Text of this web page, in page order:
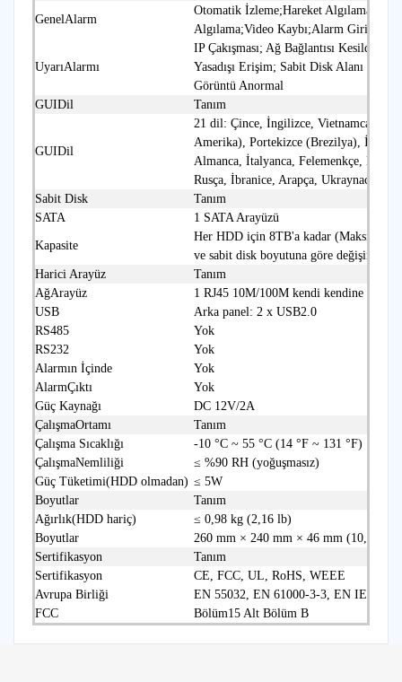
GenelAlarm
Otomatik İzleme;Hareket
Algılama;Video Kaybı;Alarm Girişi;Ses
UyarıAlarmı
IP Çakışması; Ağ Bağlantısı Kesildi;
Yasadışı Erişim; Sabit Disk Alanı
Görüntü Anormal
GUIDil
Tanım
GUIDil
21 dil: Çince, İngilizce, Vietnamca,
Amerika), Portekizce (Brezilya),
Almanca, İtalyanca, Felemenkçe,
Rusça, İbranice, Arapça, Ukraynaca
Sabit Disk
Tanım
SATA
1 SATA Arayüzü
Kapasite
Her HDD için 8TB'a kadar (Maksimum
ve sabit disk boyutuna göre değişir)
Harici Arayüz
Tanım
AğArayüz
1 RJ45 10M/100M kendi kendine
USB
Arka panel: 2 x USB2.0
RS485
Yok
RS232
Yok
Alarmın İçinde
Yok
AlarmÇıktı
Yok
Güç Kaynağı
DC 12V/2A
ÇalışmaOrtamı
Tanım
Çalışma Sıcaklığı
‑10 °C ~ 55 °C (14 °F ~ 131 °F)
ÇalışmaNemliliği
≤ %90 RH (yoğuşmasız)
Güç Tüketimi(HDD olmadan) ≤ 5W
Boyutlar
Tanım
Ağırlık(HDD hariç)
≤ 0,98 kg (2,16 lb)
Boyutlar
260 mm × 240 mm × 46 mm
Sertifikasyon
Tanım
Sertifikasyon
CE, FCC, UL, RoHS, WEEE
Avrupa Birliği
EN 55032, EN 61000‑3‑3, EN IEC
FCC
Bölüm15 Alt Bölüm B